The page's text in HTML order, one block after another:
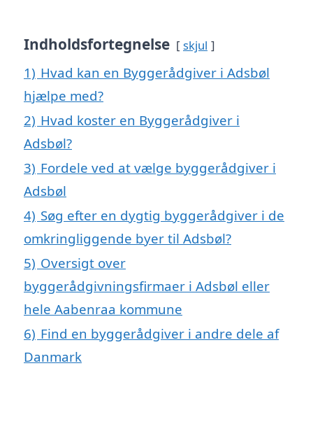
Indholdsfortegnelse skjul
1) Hvad kan en Byggerådgiver i Adsbøl
hjælpe med?
2) Hvad koster en Byggerådgiver i
Adsbøl?
3) Fordele ved at vælge byggerådgiver i
Adsbøl
4) Søg efter en dygtig byggerådgiver i de
omkringliggende byer til Adsbøl?
5) Oversigt over
byggerådgivningsfirmaer i Adsbøl eller
hele Aabenraa kommune
6) Find en byggerådgiver i andre dele af
Danmark